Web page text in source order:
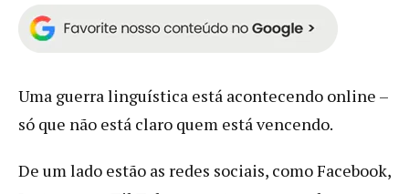
Uma guerra linguística está acontecendo online –
só que não está claro quem está vencendo.
De um lado estão as redes sociais, como Facebook,